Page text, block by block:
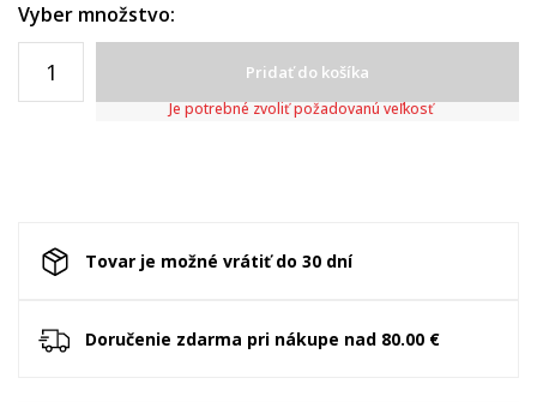
Vyber množstvo:
Pridať do košíka
Je potrebné zvoliť požadovanú veľkosť
Tovar je možné vrátiť do 30 dní
Doručenie zdarma pri nákupe nad 80.00 €